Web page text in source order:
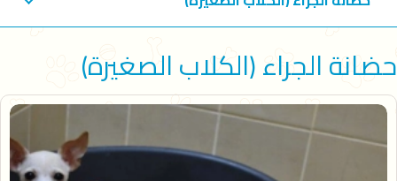
حضانة الجراء (الكلاب الصغيرة)